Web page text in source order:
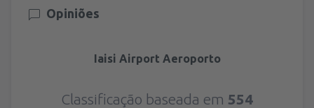
Opiniões
Iaisi Airport Aeroporto
Classificação baseada em 554